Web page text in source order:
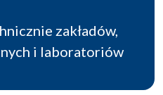
zakładów,
i laboratoriów